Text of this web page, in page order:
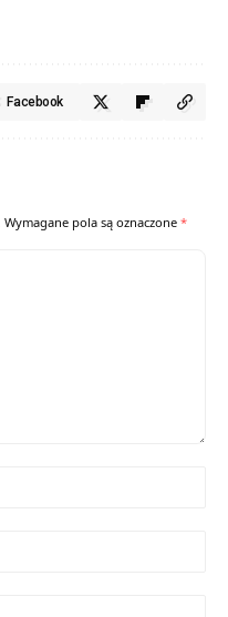
Facebook
Wymagane pola są oznaczone *